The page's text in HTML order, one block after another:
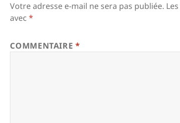
Votre adresse e-mail ne sera pas publiée.
avec*
COMMENTAIRE*